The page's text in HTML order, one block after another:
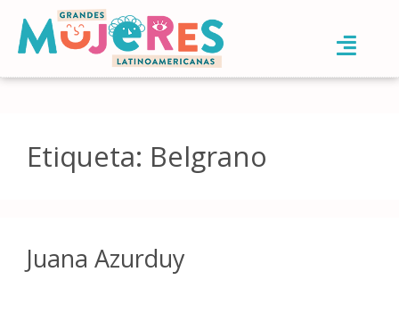
Etiqueta: Belgrano
Juana Azurduy